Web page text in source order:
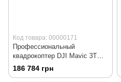
Код товара: 00000171
Профессиональный
квадрокоптер DJI Mavic 3T
(CP.EN.00000415.01)
186 784 грн